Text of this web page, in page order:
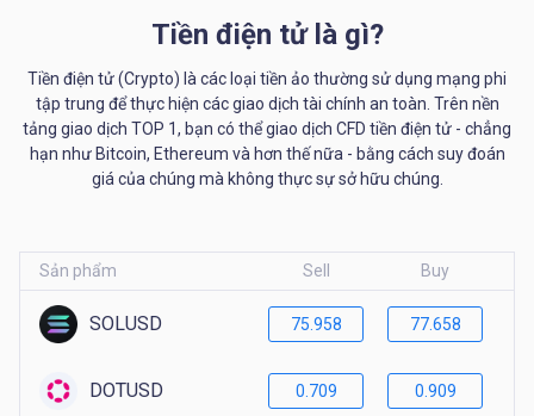
Tiền điện tử là gì?
Tiền điện tử (Crypto) là các loại tiền ảo thường sử dụng mạng phi
tập trung để thực hiện các giao dịch tài chính an toàn. Trên nền
tảng giao dịch TOP 1, bạn có thể giao dịch CFD tiền điện tử - chẳng
hạn như Bitcoin, Ethereum và hơn thế nữa - bằng cách suy đoán
giá của chúng mà không thực sự sở hữu chúng.
Sản phẩm Sell Buy
SOLUSD 75.958 77.658
DOTUSD 0.709 0.909